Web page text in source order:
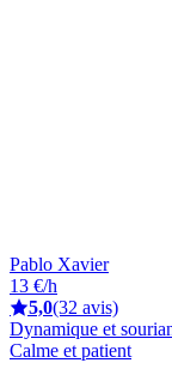
Pablo Xavier
13 €/h
5,0(32 avis)
Dynamique et
Calme et patient